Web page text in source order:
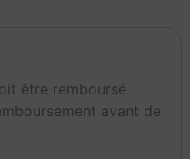
être remboursé.
avant de